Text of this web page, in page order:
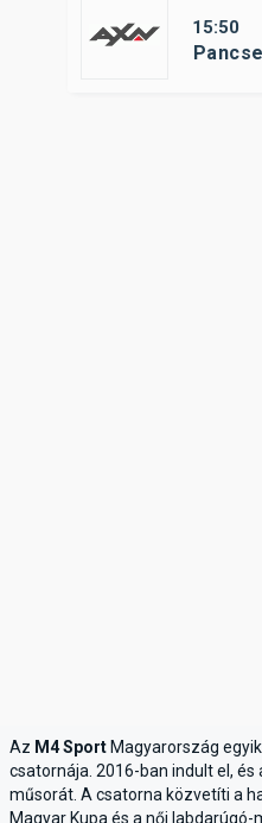
15:50
Az M4 Sport Magyarország
csatornája. 2016-ban indult el,
műsorát. A csatorna közvetíti a
Magyar Kupa és a női